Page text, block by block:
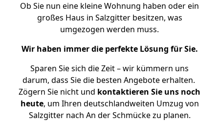
Ob Sie nun eine kleine Wohnung haben oder ein
großes Haus in Salzgitter besitzen, was
umgezogen werden muss.
Wir haben immer die perfekte Lösung für Sie.
Sparen Sie sich die Zeit – wir kümmern uns
darum, dass Sie die besten Angebote erhalten.
Zögern Sie nicht und kontaktieren Sie uns noch
heute, um Ihren deutschlandweiten Umzug von
Salzgitter nach An der Schmücke zu planen.